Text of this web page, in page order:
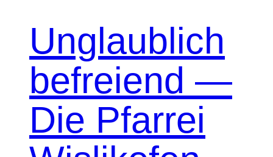
Unglaublich
befreiend —
Die Pfarrei